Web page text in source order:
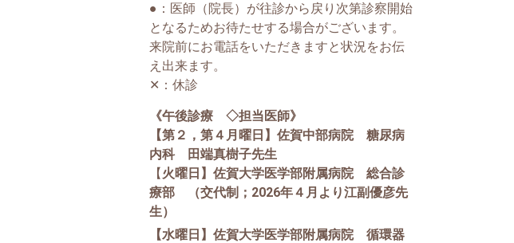
●：医師（院長）が往診から戻り次第診察開始
となるためお待たせする場合がございます。
来院前にお電話をいただきますと状況をお伝
え出来ます。
✕：休診
《午後診療 ◇担当医師》
【第２，第４月曜日】佐賀中部病院 糖尿病
内科 田端真樹子先生
【火曜日】佐賀大学医学部附属病院 総合診
療部 （交代制；2026年４月より江副優彦先
生）
【水曜日】佐賀大学医学部附属病院 循環器